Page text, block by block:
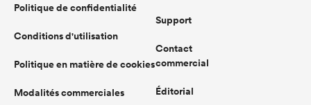
Politique de confidentialité
Conditions d'utilisation
Politique en matière de cookies
Modalités commerciales
Support
Contact
commercial
Éditorial